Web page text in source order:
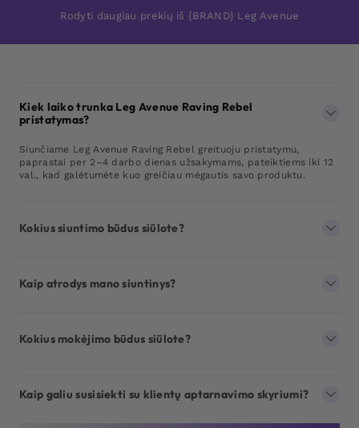
Rodyti daugiau prekių iš {BRAND} Leg Avenue
Kiek laiko trunka Leg Avenue Raving Rebel
pristatymas?
Siunčiame Leg Avenue Raving Rebel greituoju pristatymu,
paprastai per 2–4 darbo dienas užsakymams, pateiktiems iki 12
val., kad galėtumėte kuo greičiau mėgautis savo produktu.
Kokius siuntimo būdus siūlote?
Kaip atrodys mano siuntinys?
Kokius mokėjimo būdus siūlote?
Kaip galiu susisiekti su klientų aptarnavimo skyriumi?